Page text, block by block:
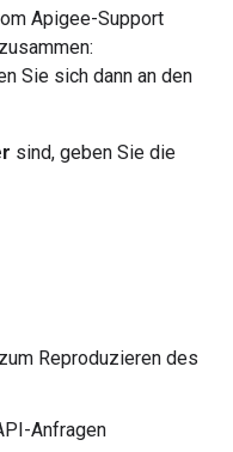
Apigee-Support
Sie sich dann an den
sind, geben Sie die
Reproduzieren des
Anfragen